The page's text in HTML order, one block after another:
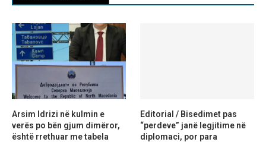
Arsim Idrizi në kulmin e
verës po bën gjum dimëror,
është rrethuar me tabela
Editorial / Bisedimet pas
“perdeve” janë legjitime në
diplomaci, por para